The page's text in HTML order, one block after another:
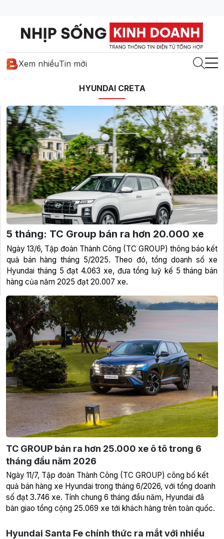
Xem nhiềuTin mới
HYUNDAI CRETA
TC GROUP bán ra hơn 25.000 xe ô tô trong 6
tháng đầu năm 2026
Ngày 11/7, Tập đoàn Thành Công (TC GROUP) công bố kết
quả bán hàng xe Hyundai trong tháng 6/2026, với tổng doanh
số đạt 3.746 xe. Tính chung 6 tháng đầu năm, Hyundai đã
bàn giao tổng cộng 25.069 xe tới khách hàng trên toàn quốc.
5 tháng: TC Group bán ra hơn 20.000 xe
Ngày 13/6, Tập đoàn Thành Công (TC GROUP) thông báo kết
quả bán hàng tháng 5/2025. Theo đó, tổng doanh số xe
Hyundai tháng 5 đạt 4.063 xe, đưa tổng luỹ kế 5 tháng bán
hàng của năm 2025 đạt 20.007 xe.
Hyundai Santa Fe chính thức ra mắt với nhiều